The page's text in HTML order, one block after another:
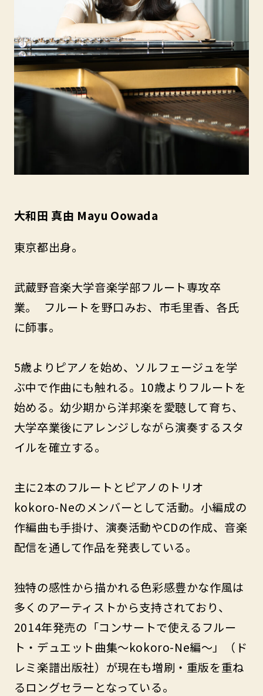
大和田 真由 Mayu Oowada
東京都出身。
武蔵野音楽大学音楽学部フルート専攻卒
業。 フルートを野口みお、市毛里香、各氏
に師事。
5歳よりピアノを始め、ソルフェージュを学
ぶ中で作曲にも触れる。10歳よりフルートを
始める。幼少期から洋邦楽を愛聴して育ち、
大学卒業後にアレンジしながら演奏するスタ
イルを確立する。
主に2本のフルートとピアノのトリオ
kokoro-Neのメンバーとして活動。小編成の
作編曲も手掛け、演奏活動やCDの作成、音楽
配信を通して作品を発表している。
独特の感性から描かれる色彩感豊かな作風は
多くのアーティストから支持されており、
2014年発売の「コンサートで使えるフルー
ト・デュエット曲集〜kokoro-Ne編〜」（ド
レミ楽譜出版社）が現在も増刷・重版を重ね
るロングセラーとなっている。